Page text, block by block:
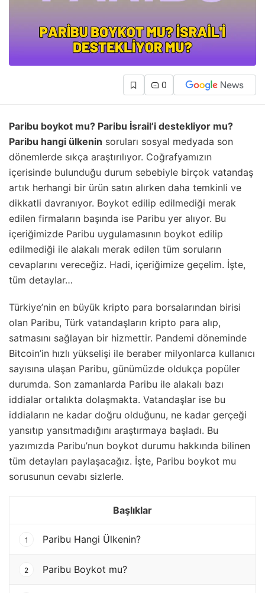
0
Paribu boykot mu? Paribu İsrail’i destekliyor mu?
Paribu hangi ülkenin soruları sosyal medyada son
dönemlerde sıkça araştırılıyor. Coğrafyamızın
içerisinde bulunduğu durum sebebiyle birçok vatandaş
artık herhangi bir ürün satın alırken daha temkinli ve
dikkatli davranıyor. Boykot edilip edilmediği merak
edilen firmaların başında ise Paribu yer alıyor. Bu
içeriğimizde Paribu uygulamasının boykot edilip
edilmediği ile alakalı merak edilen tüm soruların
cevaplarını vereceğiz. Hadi, içeriğimize geçelim. İşte,
tüm detaylar…
Türkiye’nin en büyük kripto para borsalarından birisi
olan Paribu, Türk vatandaşların kripto para alıp,
satmasını sağlayan bir hizmettir. Pandemi döneminde
Bitcoin’in hızlı yükselişi ile beraber milyonlarca kullanıcı
sayısına ulaşan Paribu, günümüzde oldukça popüler
durumda. Son zamanlarda Paribu ile alakalı bazı
iddialar ortalıkta dolaşmakta. Vatandaşlar ise bu
iddiaların ne kadar doğru olduğunu, ne kadar gerçeği
yansıtıp yansıtmadığını araştırmaya başladı. Bu
yazımızda Paribu’nun boykot durumu hakkında bilinen
tüm detayları paylaşacağız. İşte, Paribu boykot mu
sorusunun cevabı sizlerle.
Başlıklar
1 Paribu Hangi Ülkenin?
2 Paribu Boykot mu?